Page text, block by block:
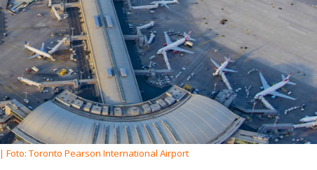
| Foto: Toronto Pearson International Airport